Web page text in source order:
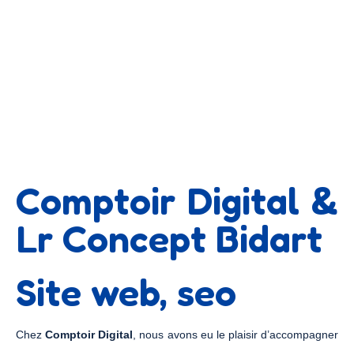
Comptoir Digital &
Lr Concept Bidart
Site web, seo
ChezComptoir Digital , nous avons eu le plaisir d’accompagner